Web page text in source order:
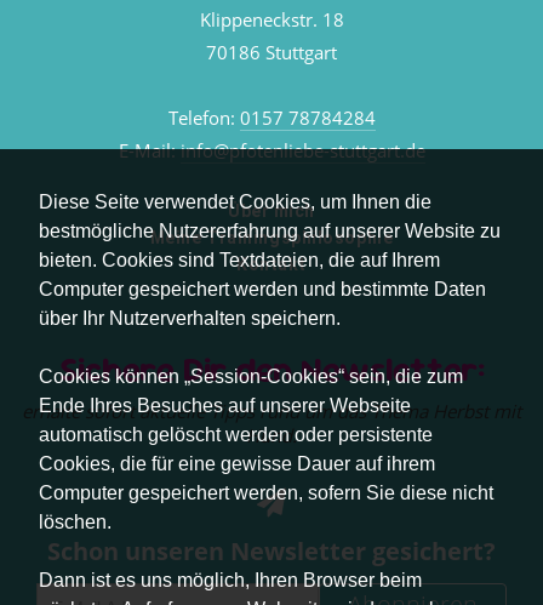
Diese Seite verwendet Cookies, um Ihnen die
bestmögliche Nutzererfahrung auf unserer Website zu
bieten. Cookies sind Textdateien, die auf Ihrem
Computer gespeichert werden und bestimmte Daten
über Ihr Nutzerverhalten speichern.
Cookies können „Session-Cookies“ sein, die zum
Ende Ihres Besuches auf unserer Webseite
automatisch gelöscht werden oder persistente
Cookies, die für eine gewisse Dauer auf ihrem
Computer gespeichert werden, sofern Sie diese nicht
löschen.
Dann ist es uns möglich, Ihren Browser beim
Klippeneckstr. 18
70186 Stuttgart
Telefon: 0157 78784284
E-Mail:info@pfotenliebe-stuttgart.de
Über mich
Meine Trainingsphilosophie
Kontakt
Sichere Dir den Newsletter:
erhalte sofort aktuelle Tipps rund um das Thema Herbst mit
Hund.
Schon unseren Newsletter gesichert?